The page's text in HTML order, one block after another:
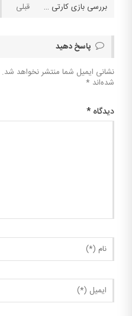
بررسی بازی کارتی آگرام (Agram)
پاسخ دهید
نشانی ایمیل شما منتشر نخواهد شد.
شده‌اند *
دیدگاه *